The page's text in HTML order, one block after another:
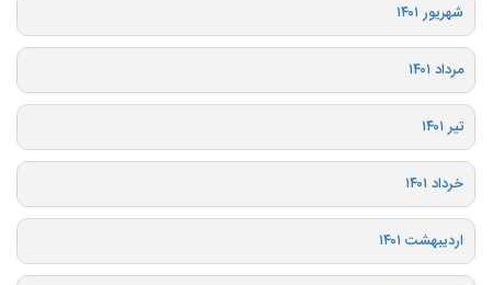
شهریور ۱۴۰۱
مرداد ۱۴۰۱
تیر ۱۴۰۱
خرداد ۱۴۰۱
اردیبهشت ۱۴۰۱